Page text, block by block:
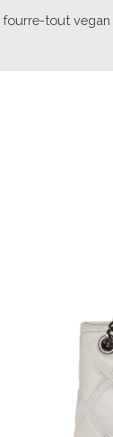
fourre-tout